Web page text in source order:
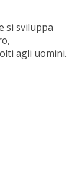
si sviluppa
agli uomini.